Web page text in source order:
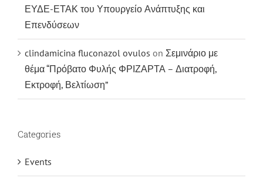
ΕΥΔΕ-ΕΤΑΚ του Υπουργείο Ανάπτυξης και
Επενδύσεων
clindamicina fluconazol ovulos on Σεμινάριο με
θέμα “Πρόβατο Φυλής ΦΡΙΖΑΡΤΑ – Διατροφή,
Εκτροφή, Βελτίωση”
Categories
Events